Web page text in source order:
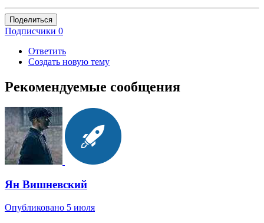
Поделиться
Подписчики 0
Ответить
Создать новую тему
Рекомендуемые сообщения
Ян Вишневский
Опубликовано 5 июля